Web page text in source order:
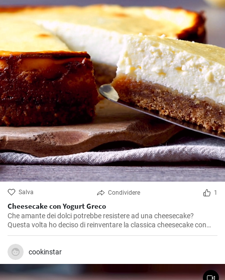
Salva Condividere 1
Cheesecake con Yogurt Greco
Che amante dei dolci potrebbe resistere ad una cheesecake?
Questa volta ho deciso di reinventare la classica cheesecake con
l’aggiunta di uno degli ingredienti che prediligo in cucina, lo yogurt
greco! L’ho preparata per una cena con amici e non potete
immaginare quanto è piaciuta, è letteralmente sparita in pochi
minuti. La sua consistenza morbida e vellutata è perfetta per chi
cerca un dessert non troppo pesante ma allo stesso tempo goloso.
cookinstar